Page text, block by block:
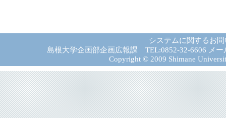
システムに関するお
島根大学企画部企画広報課 TEL:0852-32-6606 メー
Copyright © 2009 Shimane